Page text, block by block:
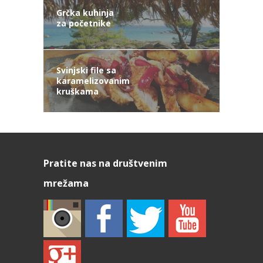
Grčka kuhinja
za početnike
Svinjski file sa
karamelizovanim
kruškama
Pratite nas na društvenim
mrežama